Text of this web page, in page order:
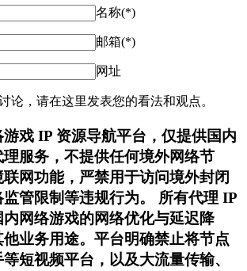
名称(*)
邮箱(*)
网址
论，请在这里发表您的看法和观点。
戏 IP 资源导航平台，仅提供国内
理服务，不提供任何境外网络节
网功能，严禁用于访问境外封闭
监管限制等违规行为。 所有代理 IP
网络游戏的网络优化与延迟降
业务用途。平台明确禁止将节点
短视频平台，以及大流量传输、